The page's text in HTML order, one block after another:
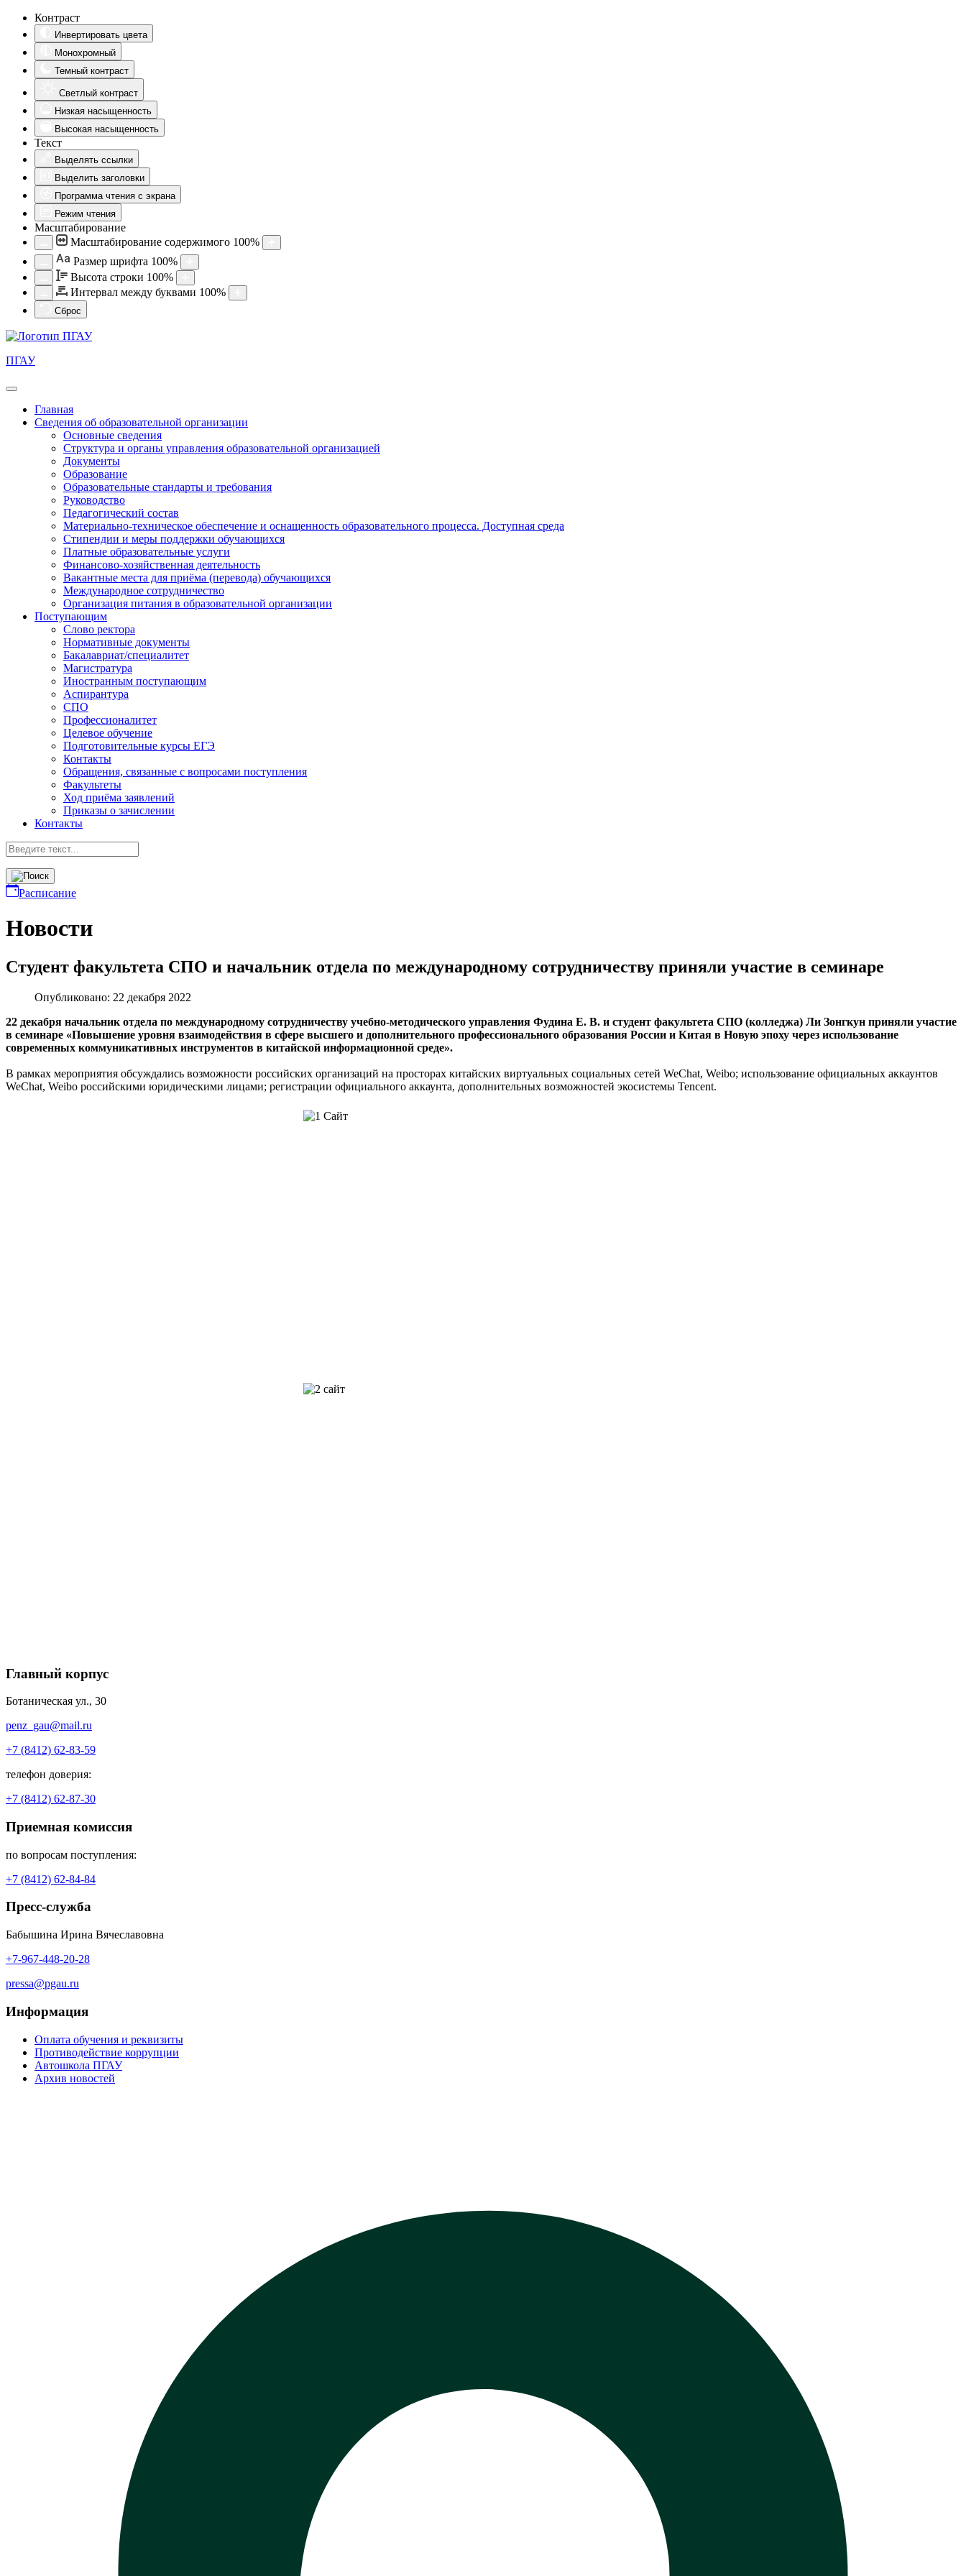
Контраст
Инвертировать цвета
Монохромный
Темный контраст
Светлый контраст
Низкая насыщенность
Высокая насыщенность
Текст
Выделять ссылки
Выделить заголовки
Программа чтения с экрана
Режим чтения
Масштабирование
Масштабирование содержимого 100%
Aa Размер шрифта 100%
Высота строки 100%
Интервал между буквами 100%
Сброс
ПГАУ
Главная
Сведения об образовательной организации
Основные сведения
Структура и органы управления образовательной организацией
Документы
Образование
Образовательные стандарты и требования
Руководство
Педагогический состав
Материально-техническое обеспечение и оснащенность образовательного процесса. Доступная среда
Стипендии и меры поддержки обучающихся
Платные образовательные услуги
Финансово-хозяйственная деятельность
Вакантные места для приёма (перевода) обучающихся
Международное сотрудничество
Организация питания в образовательной организации
Поступающим
Слово ректора
Нормативные документы
Бакалавриат/специалитет
Магистратура
Иностранным поступающим
Аспирантура
СПО
Профессионалитет
Целевое обучение
Подготовительные курсы ЕГЭ
Контакты
Обращения, связанные с вопросами поступления
Факультеты
Ход приёма заявлений
Приказы о зачислении
Контакты
Расписание
Новости
Студент факультета СПО и начальник отдела по международному сотрудничеству приняли участие в семинаре
Опубликовано: 22 декабря 2022
22 декабря начальник отдела по международному сотрудничеству учебно-методического управления Фудина Е. В. и студент факультета СПО (колледжа) Ли Зонгкун приняли участие
в семинаре «Повышение уровня взаимодействия в сфере высшего и дополнительного профессионального образования России и Китая в Новую эпоху через использование
современных коммуникативных инструментов в китайской информационной среде».
В рамках мероприятия обсуждались возможности российских организаций на просторах китайских виртуальных социальных сетей WeChat, Weibo; использование официальных аккаунтов
WeChat, Weibo российскими юридическими лицами; регистрации официального аккаунта, дополнительных возможностей экосистемы Tencent.
Главный корпус
Ботаническая ул., 30
penz_gau@mail.ru
+7 (8412) 62-83-59
телефон доверия:
+7 (8412) 62-87-30
Приемная комиссия
по вопросам поступления:
+7 (8412) 62-84-84
Пресс-служба
Бабышина Ирина Вячеславовна
+7-967-448-20-28
pressa@pgau.ru
Информация
Оплата обучения и реквизиты
Противодействие коррупции
Автошкола ПГАУ
Архив новостей